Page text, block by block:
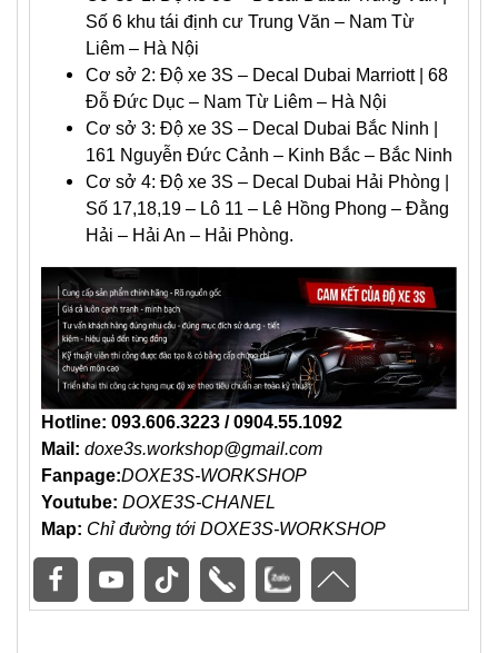
Số 6 khu tái định cư Trung Văn – Nam Từ
Liêm – Hà Nội
Cơ sở 2: Độ xe 3S – Decal Dubai Marriott | 68
Đỗ Đức Dục – Nam Từ Liêm – Hà Nội
Cơ sở 3: Độ xe 3S – Decal Dubai Bắc Ninh |
161 Nguyễn Đức Cảnh – Kinh Bắc – Bắc Ninh
Cơ sở 4: Độ xe 3S – Decal Dubai Hải Phòng |
Số 17,18,19 – Lô 11 – Lê Hồng Phong – Đằng
Hải – Hải An – Hải Phòng.
Hotline: 093.606.3223 / 0904.55.1092
Mail: doxe3s.workshop@gmail.com
Fanpage:DOXE3S-WORKSHOP
Youtube: DOXE3S-CHANEL
Map: Chỉ đường tới DOXE3S-WORKSHOP